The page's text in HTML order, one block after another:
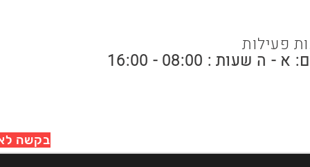
פעילות
- ה שעות : 08:00 - 16:00
בקשה